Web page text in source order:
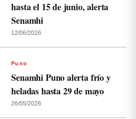
hasta el 15 de junio, alerta
Senamhi
12/06/2026
Puno
Senamhi Puno alerta frío y
heladas hasta 29 de mayo
26/05/2026